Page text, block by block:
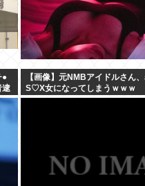
●
逮
【画像】元NMBアイドルさん
S♡X女になってしまうｗｗｗ